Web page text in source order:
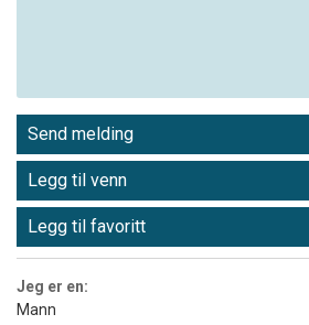
Send melding
Legg til venn
Legg til favoritt
Jeg er en:
Mann